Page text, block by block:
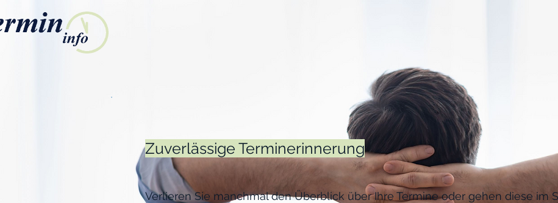
Zuverlässige Terminerinnerung
Verlieren Sie manchmal den Überblick über Ihre Termine oder gehen diese im